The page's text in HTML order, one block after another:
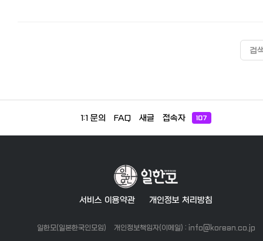
검
1:1 문의 FAQ 새글 접속자 107
서비스 이용약관 개인정보 처리방침
일한모(일본한국인모임) 개인정보책임자(이메일) : info@korean.co.jp